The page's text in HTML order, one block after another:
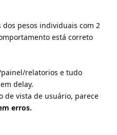
dos pesos individuais com 2
está correto
relatorios e tudo
delay.
de vista de usuário, parece
erros.